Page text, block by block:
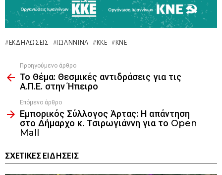
ΕΚΔΗΛΏΣΕΙΣ ΙΩΆΝΝΙΝΑ ΚΚΕ ΚΝΕ
more
Προηγούμενο άρθρο
Το Θέμα: Θεσμικές αντιδράσεις για τις
Α.Π.Ε. στην Ήπειρο
Επόμενο άρθρο
Εμπορικός Σύλλογος Άρτας: Η απάντηση
στο Δήμαρχο κ. Τσιρωγιάννη για το Open
Mall
ΣΧΕΤΙΚΈΣ ΕΙΔΉΣΕΙΣ